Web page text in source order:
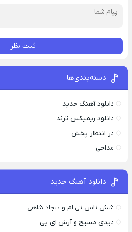
ثبت نظر
دسته‌بندی‌ها
دانلود آهنگ جدید
دانلود ریمیکس ترند
در انتظار پخش
مداحی
دانلود آهنگ جدید
شش تاس تی ام و سجاد شاهی
دیدی مسیح و آرش ای پی